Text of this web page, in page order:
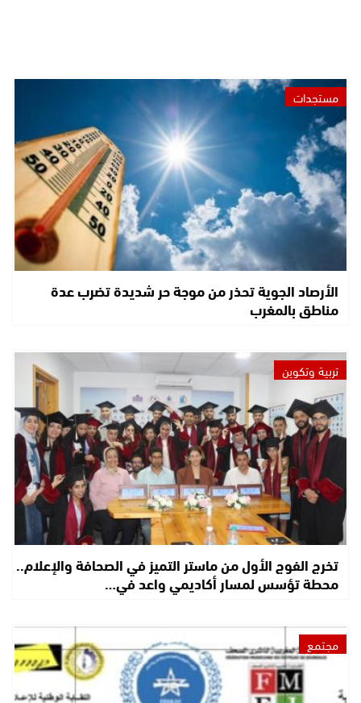
مستجدات
الأرصاد الجوية تحذر من موجة حر شديدة تضرب عدة
مناطق بالمغرب
تربية وتكوين
تخرج الفوج الأول من ماستر التميز في الصحافة والإعلام..
محطة تؤسس لمسار أكاديمي واعد في…
مجتمع